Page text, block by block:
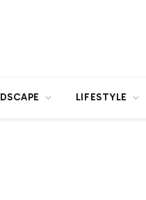
LIFESTYLE